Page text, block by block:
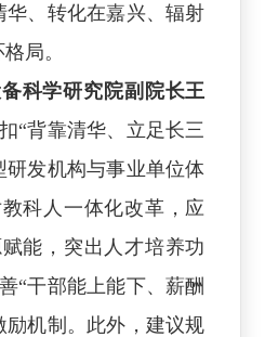
华、转化在嘉兴、辐射
局。
科学研究院副院长王
“背靠清华、立足长三
研发机构与事业单位体
科人一体化改革，应
能，突出人才培养功
“干部能上能下、薪酬
励机制。此外，建议规